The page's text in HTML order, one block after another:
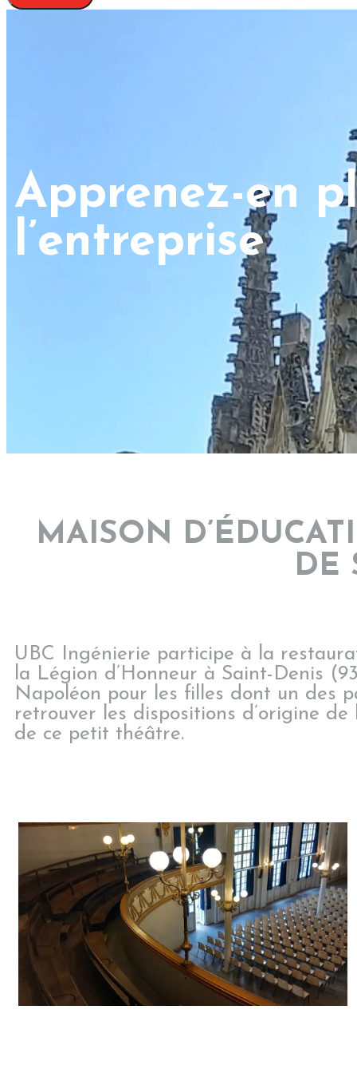
Apprenez-en
l’entreprise
MAISON
DE
UBC Ingénierie participe à la
la Légion d’Honneur à Saint-Denis
Napoléon pour les filles dont un des
retrouver les dispositions d’origine
de ce petit théâtre.